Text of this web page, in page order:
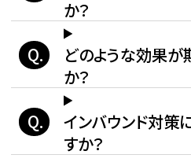
か？
どのような効果が
か？
インバウンド対策
すか？